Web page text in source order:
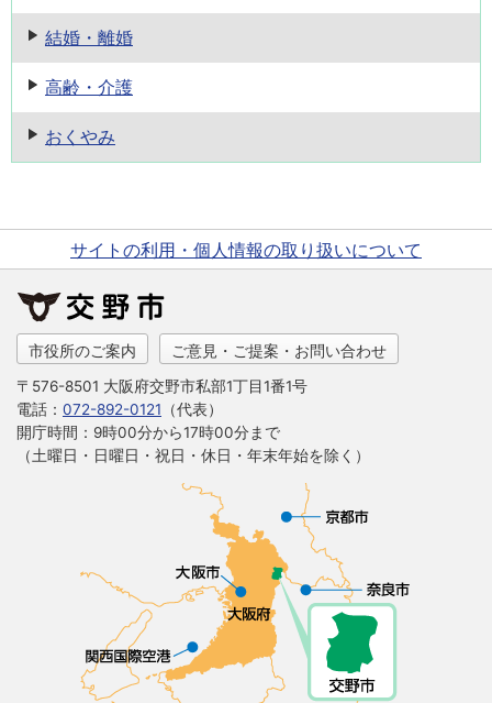
結婚・離婚
高齢・介護
おくやみ
サイトの利用・個人情報の取り扱いについて
市役所のご案内 ご意見・ご提案・お問い合わせ
〒576-8501 大阪府交野市私部1丁目1番1号
電話： 072-892-0121 （代表）
開庁時間：9時00分から17時00分まで
（土曜日・日曜日・祝日・休日・年末年始を除く）